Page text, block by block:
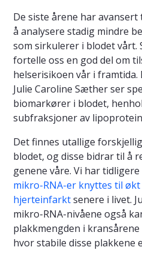
De siste årene har
å analysere stadig mindre
som sirkulerer i blodet vårt.
fortelle oss en god del om
helserisikoen vår i
Julie Caroline Sæther ser
biomarkører i blodet,
subfraksjoner av
Det finnes utallige
blodet, og disse bidrar til å
genene våre. Vi har
mikro-RNA-er knyttes til
hjerteinfarktsenere i livet.
mikro-RNA-nivåene også
plakkmengden i
hvor stabile disse plakkene